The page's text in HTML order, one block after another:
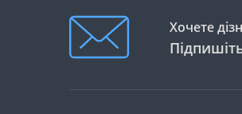
Хочете